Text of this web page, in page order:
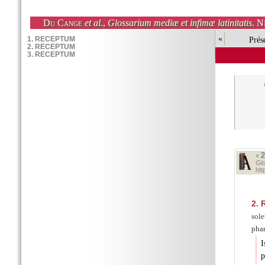
Du Cange et al., Glossarium mediæ et infimæ latinitatis.
«
«
2.